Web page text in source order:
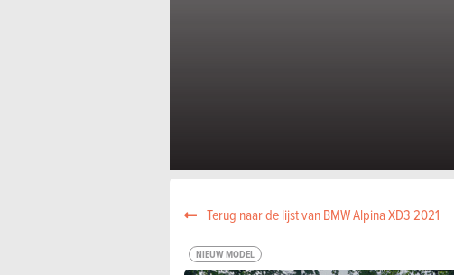
Terug naar de lijst van BMW Alpina XD3 2021
NIEUW MODEL